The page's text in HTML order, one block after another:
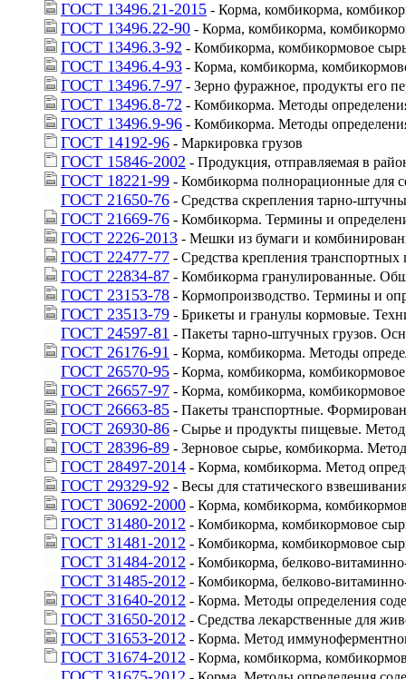
ГОСТ 13496.21-2015 - Корма, комбикорма,
ГОСТ 13496.22-90 - Корма, комбикорма,
ГОСТ 13496.3-92 - Комбикорма, комбикормовое
ГОСТ 13496.4-93 - Корма, комбикорма,
ГОСТ 13496.7-97 - Зерно фуражное, продукты его
ГОСТ 13496.8-72 - Комбикорма. Методы
ГОСТ 13496.9-96 - Комбикорма. Методы
ГОСТ 14192-96 - Маркировка грузов
ГОСТ 15846-2002 - Продукция, отправляемая в
ГОСТ 18221-99 - Комбикорма полнорационные для
ГОСТ 21650-76 - Средства скрепления тарно-
ГОСТ 21669-76 - Комбикорма. Термины и
ГОСТ 2226-2013 - Мешки из бумаги и
ГОСТ 22477-77 - Средства крепления
ГОСТ 22834-87 - Комбикорма гранулированные.
ГОСТ 23153-78 - Кормопроизводство. Термины и
ГОСТ 23513-79 - Брикеты и гранулы кормовые.
ГОСТ 24597-81 - Пакеты тарно-штучных грузов.
ГОСТ 26176-91 - Корма, комбикорма. Методы
ГОСТ 26570-95 - Корма, комбикорма,
ГОСТ 26657-97 - Корма, комбикорма,
ГОСТ 26663-85 - Пакеты транспортные.
ГОСТ 26930-86 - Сырье и продукты пищевые.
ГОСТ 28396-89 - Зерновое сырье, комбикорма.
ГОСТ 28497-2014 - Корма, комбикорма. Метод
ГОСТ 29329-92 - Весы для статического
ГОСТ 30692-2000 - Корма, комбикорма,
ГОСТ 31480-2012 - Комбикорма, комбикормовое
ГОСТ 31481-2012 - Комбикорма, комбикормовое
ГОСТ 31484-2012 - Комбикорма, белково-
ГОСТ 31485-2012 - Комбикорма, белково-
ГОСТ 31640-2012 - Корма. Методы определения
ГОСТ 31650-2012 - Средства лекарственные для
ГОСТ 31653-2012 - Корма. Метод
ГОСТ 31674-2012 - Корма, комбикорма,